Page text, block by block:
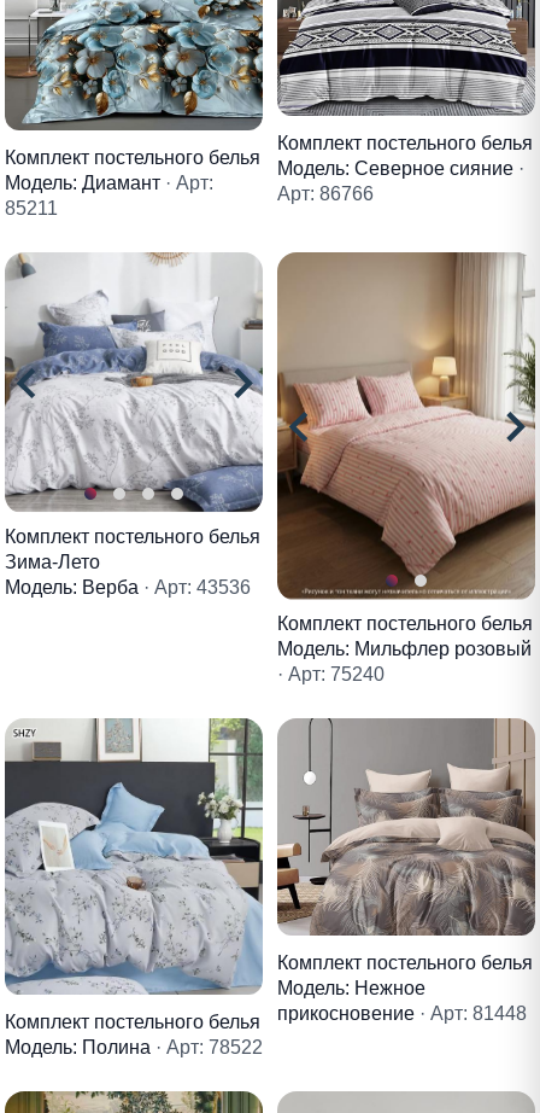
Комплект постельного белья
Модель: Диамант · Арт:
85211
Комплект постельного белья
Модель: Северное сияние ·
Арт: 86766
Комплект постельного белья
Зима-Лето
Модель: Верба · Арт: 43536
Комплект постельного белья
Модель: Мильфлер розовый
· Арт: 75240
Комплект постельного белья
Модель: Полина · Арт: 78522
Комплект постельного белья
Модель: Нежное
прикосновение · Арт: 81448